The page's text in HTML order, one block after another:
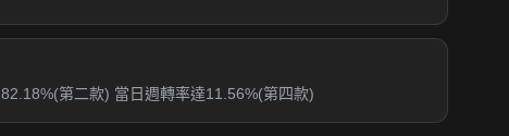
第二款) 當日週轉率達11.56%(第四款)